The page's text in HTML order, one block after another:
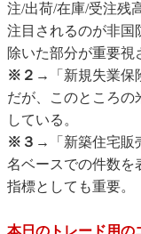
注/出荷/在庫/受注残
注目されるのが非国
除いた部分が重要視
※２ →「新規失業保
だが、このところの
している。
※３ →「新築住宅販
名ベースでの件数を
指標としても重要。